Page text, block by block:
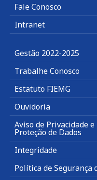
Fale Conosco
Intranet
Gestão 2022-2025
Trabalhe Conosco
Estatuto FIEMG
Ouvidoria
Aviso de Privacidade e
Proteção de Dados
Integridade
Política de Segurança